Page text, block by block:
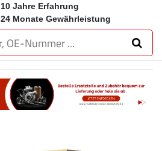
10 Jahre Erfahrung
24 Monate Gewährleistung